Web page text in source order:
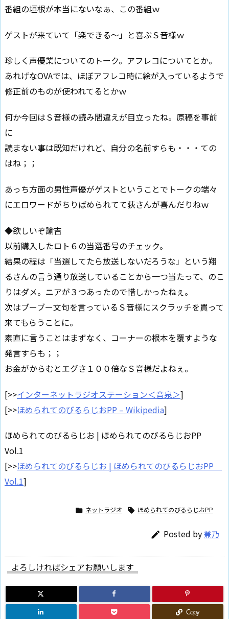
番組の垣根が本当にないなぁ、この番組ｗ
ゲストが来ていて「楽できる～」と喜ぶＳ音様ｗ
珍しく声優業についてのトーク。アフレコについてとか。
あれげなOVAでは、ほぼアフレコ時に絵が入っているようで
修正前のものが使われてるとかｗ
何か今回はＳ音様の読み間違えが目立ったね。原稿を事前
に
読まない事は既知だけれど、自分の名前すらも・・・ての
はね；；
あっち方面の男性声優がゲストということでトークの端々
にエロワードがちりばめられてて荻さんが喜んだりねｗ
◆欲しいぞ諭吉
以前購入したロト６の当選番号のチェック。
結果の程は「当選してたら放送しないだろうな」という翔
るさんの言う通り放送していることから一つ当たって、のこ
りはダメ。ニアが３つあったので惜しかったねぇ。
次はブーブー文句を言っているＳ音様にスクラッチを買って
来てもらうことに。
素直に言うことはまずなく、コーナーの根本を覆すような
発言すらも；；
お金がからむとエグさ１００倍なＳ音様だよねぇ。
[>>インターネットラジオステーション＜音泉＞]
[>>ほめられてのびるらじおPP – Wikipedia]
ほめられてのびるらじお | ほめられてのびるらじおPP
Vol.1
[>>ほめられてのびるらじお | ほめられてのびるらじおPP
Vol.1]
 ネットラジオ  ほめられてのびるらじおPP
 Posted by兼乃
よろしければシェアお願いします
Copy